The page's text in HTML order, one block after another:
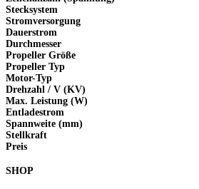
Stecksystem
Stromversorgung
Dauerstrom
Durchmesser
Propeller Größe
Propeller Typ
Motor-Typ
Drehzahl / V (KV)
Max. Leistung (W)
Entladestrom
Spannweite (mm)
Stellkraft
Preis
SHOP